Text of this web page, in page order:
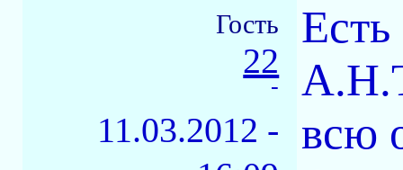
Гость
22
-
11.03.2012 -
Есть
всю